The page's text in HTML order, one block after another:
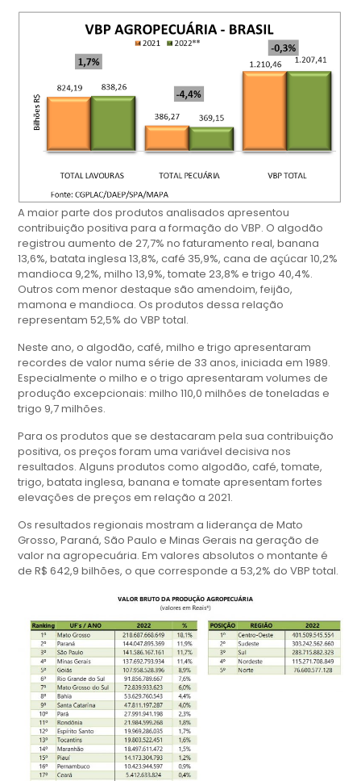
A maior parte dos produtos analisados apresentou
contribuição positiva para a formação do VBP. O algodão
registrou aumento de 27,7% no faturamento real, banana
13,6%, batata inglesa 13,8%, café 35,9%, cana de açúcar 10,2%
mandioca 9,2%, milho 13,9%, tomate 23,8% e trigo 40,4%.
Outros com menor destaque são amendoim, feijão,
mamona e mandioca. Os produtos dessa relação
representam 52,5% do VBP total.
Neste ano, o algodão, café, milho e trigo apresentaram
recordes de valor numa série de 33 anos, iniciada em 1989.
Especialmente o milho e o trigo apresentaram volumes de
produção excepcionais: milho 110,0 milhões de toneladas e
trigo 9,7 milhões.
Para os produtos que se destacaram pela sua contribuição
positiva, os preços foram uma variável decisiva nos
resultados. Alguns produtos como algodão, café, tomate,
trigo, batata inglesa, banana e tomate apresentam fortes
elevações de preços em relação a 2021.
Os resultados regionais mostram a liderança de Mato
Grosso, Paraná, São Paulo e Minas Gerais na geração de
valor na agropecuária. Em valores absolutos o montante é
de R$ 642,9 bilhões, o que corresponde a 53,2% do VBP total.